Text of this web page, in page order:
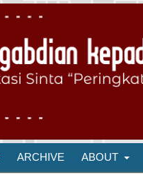
ARCHIVE ABOUT